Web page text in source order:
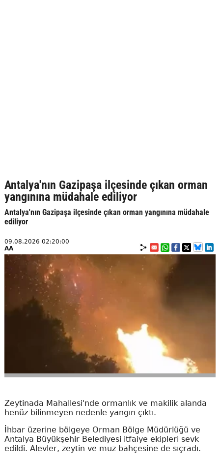
Antalya'nın Gazipaşa ilçesinde çıkan orman
yangınına müdahale ediliyor
Antalya'nın Gazipaşa ilçesinde çıkan orman yangınına müdahale
ediliyor
09.08.2026 02:20:00
AA
Zeytinada Mahallesi'nde ormanlık ve makilik alanda
henüz bilinmeyen nedenle yangın çıktı.
İhbar üzerine bölgeye Orman Bölge Müdürlüğü ve
Antalya Büyükşehir Belediyesi itfaiye ekipleri sevk
edildi. Alevler, zeytin ve muz bahçesine de sıçradı.